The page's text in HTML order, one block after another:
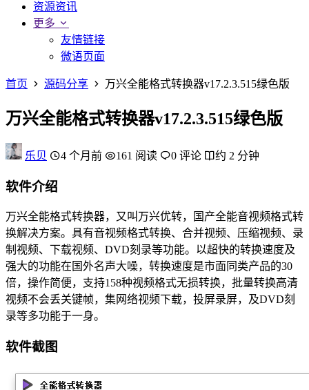
资源资讯
更多
友情链接
微语页面
首页 源码分享 万兴全能格式转换器v17.2.3.515绿色版
万兴全能格式转换器v17.2.3.515绿色版
乐贝 4 个月前 161 阅读 0 评论 约 2 分钟
软件介绍
万兴全能格式转换器，又叫万兴优转，国产全能音视频格式转
换解决方案。具有音视频格式转换、合并视频、压缩视频、录
制视频、下载视频、DVD刻录等功能。以超快的转换速度及
强大的功能在国外名声大噪，转换速度是市面同类产品的30
倍，操作简便，支持158种视频格式无损转换，批量转换高清
视频不会丢关键帧，集网络视频下载，投屏录屏，及DVD刻
录等多功能于一身。
软件截图